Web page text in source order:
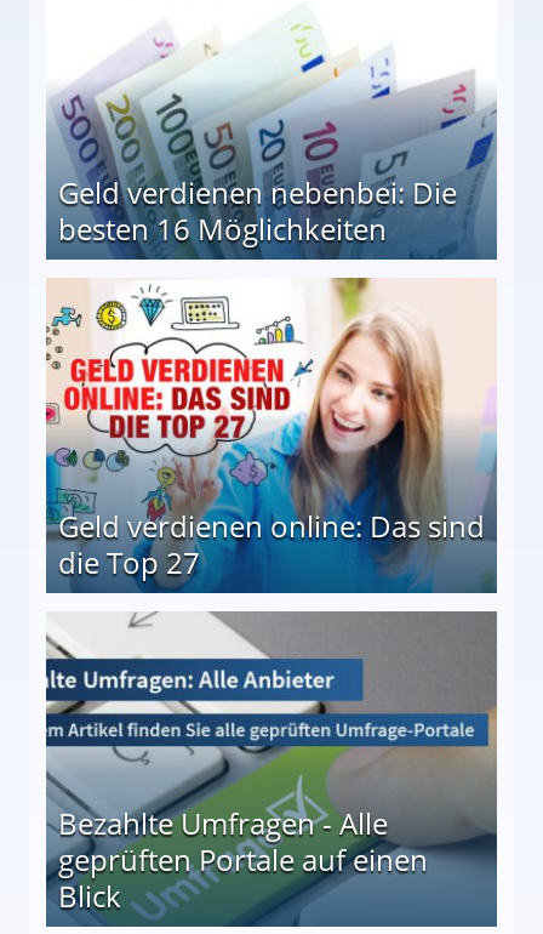
Geld verdienen nebenbei: Die
besten 16 Möglichkeiten
Geld verdienen online: Das sind
die Top 27
Bezahlte Umfragen - Alle
geprüften Portale auf einen
Blick